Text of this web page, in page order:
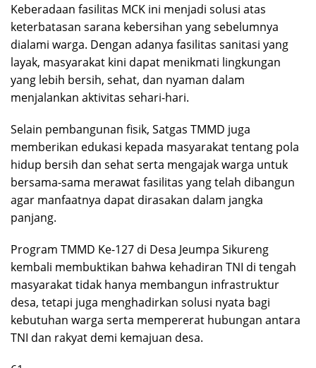
Keberadaan fasilitas MCK ini menjadi solusi atas
keterbatasan sarana kebersihan yang sebelumnya
dialami warga. Dengan adanya fasilitas sanitasi yang
layak, masyarakat kini dapat menikmati lingkungan
yang lebih bersih, sehat, dan nyaman dalam
menjalankan aktivitas sehari-hari.
Selain pembangunan fisik, Satgas TMMD juga
memberikan edukasi kepada masyarakat tentang pola
hidup bersih dan sehat serta mengajak warga untuk
bersama-sama merawat fasilitas yang telah dibangun
agar manfaatnya dapat dirasakan dalam jangka
panjang.
Program TMMD Ke-127 di Desa Jeumpa Sikureng
kembali membuktikan bahwa kehadiran TNI di tengah
masyarakat tidak hanya membangun infrastruktur
desa, tetapi juga menghadirkan solusi nyata bagi
kebutuhan warga serta mempererat hubungan antara
TNI dan rakyat demi kemajuan desa.